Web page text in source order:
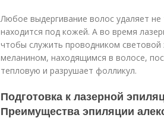
Любое выдергивание волос удаляет
находится под кожей. А во время
чтобы служить проводником световой
меланином, находящимся в волосе,
тепловую и разрушает фолликул.
Подготовка к лазерной
Преимущества эпиляции